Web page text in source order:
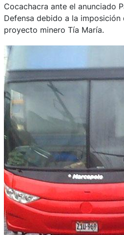
Cocachacra ante el anunciado
Defensa debido a la imposición
proyecto minero Tía María.